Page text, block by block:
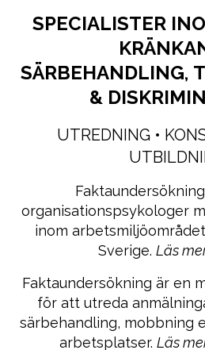
SPECIALISTER
SÄRBEHANDLING,
&
UTREDNING •
organisationspsykologer
inom
Sverige. Läs
Faktaundersökning är en
för att utreda
särbehandling, mobbning
arbetsplatser. Läs